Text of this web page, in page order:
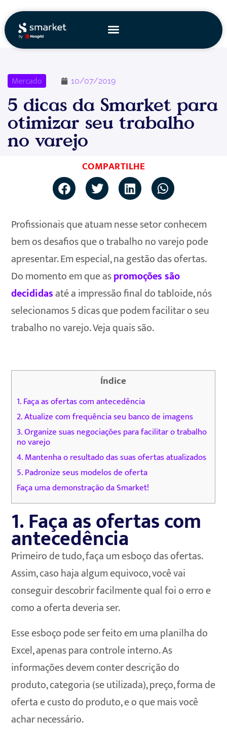
para
conteúdo
Mercado 10/07/2019
5 dicas da Smarket para
otimizar seu trabalho
no varejo
COMPARTILHE
Profissionais que atuam nesse setor conhecem
bem os desafios que o trabalho no varejo pode
apresentar. Em especial, na gestão das ofertas.
Do momento em que aspromoções são
decididasaté a impressão final do tabloide, nós
selecionamos 5 dicas que podem facilitar o seu
trabalho no varejo. Veja quais são.
Índice
1. Faça as ofertas com antecedência
2. Atualize com frequência seu banco de imagens
3. Organize suas negociações para facilitar o trabalho
no varejo
4. Mantenha o resultado das suas ofertas atualizados
5. Padronize seus modelos de oferta
Faça uma demonstração da Smarket!
1. Faça as ofertas com
antecedência
Primeiro de tudo, faça um esboço das ofertas.
Assim, caso haja algum equivoco, você vai
conseguir descobrir facilmente qual foi o erro e
como a oferta deveria ser.
Esse esboço pode ser feito em uma planilha do
Excel, apenas para controle interno. As
informações devem conter descrição do
produto, categoria (se utilizada), preço, forma de
oferta e custo do produto, e o que mais você
achar necessário.